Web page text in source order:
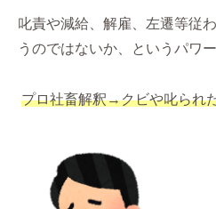
叱責や減給、解雇、左遷等従
うのではないか、というパワー
プロ社畜解釈→クビや叱られ